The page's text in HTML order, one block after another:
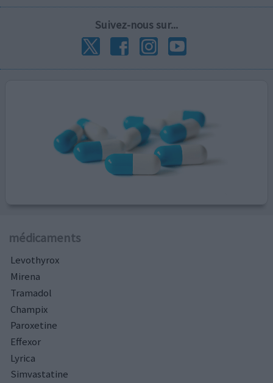
Suivez-nous sur...
médicaments
Levothyrox
Mirena
Tramadol
Champix
Paroxetine
Effexor
Lyrica
Simvastatine